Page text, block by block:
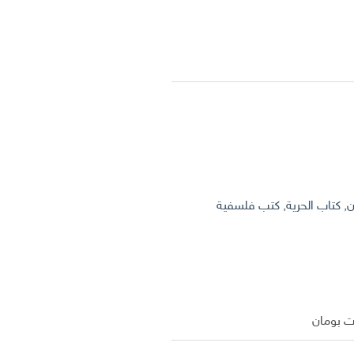
, كتاب الحرية, كتب فلسفية
بومان